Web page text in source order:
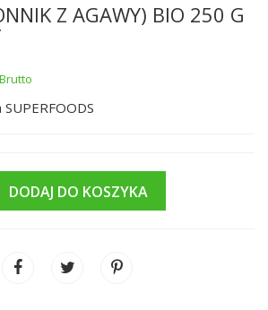
Z AGAWY) BIO 250 G
Brutto
DODAJ DO KOSZYKA